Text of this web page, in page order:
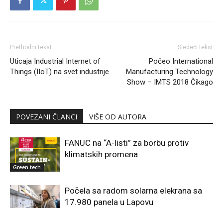
Prethodni tekst
Uticaja Industrial Internet of
Things (IIoT) na svet industrije
Sledeći tekst
Počeo International
Manufacturing Technology
Show – IMTS 2018 Čikago
POVEZANI ČLANCI VIŠE OD AUTORA
Green tech
FANUC na “A-listi” za borbu protiv
klimatskih promena
Počela sa radom solarna elekrana sa
17.980 panela u Lapovu